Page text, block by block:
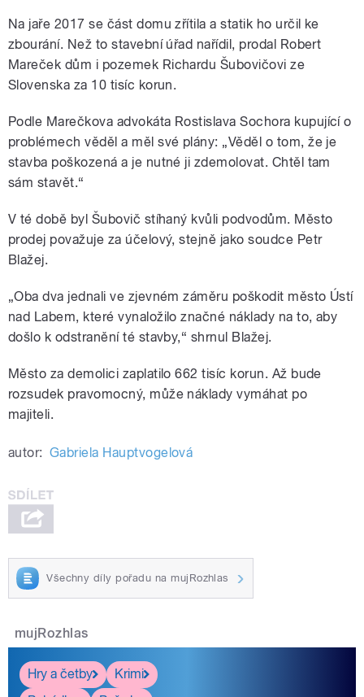
Na jaře 2017 se část domu zřítila a statik ho určil ke
zbourání. Než to stavební úřad nařídil, prodal Robert
Mareček dům i pozemek Richardu Šubovičovi ze
Slovenska za 10 tisíc korun.
Podle Marečkova advokáta Rostislava Sochora kupující o
problémech věděl a měl své plány: „Věděl o tom, že je
stavba poškozená a je nutné ji zdemolovat. Chtěl tam
sám stavět.“
V té době byl Šubovič stíhaný kvůli podvodům. Město
prodej považuje za účelový, stejně jako soudce Petr
Blažej.
„Oba dva jednali ve zjevném záměru poškodit město Ústí
nad Labem, které vynaložilo značné náklady na to, aby
došlo k odstranění té stavby,“ shrnul Blažej.
Město za demolici zaplatilo 662 tisíc korun. Až bude
rozsudek pravomocný, může náklady vymáhat po
majiteli.
autor: Gabriela Hauptvogelová
Všechny díly pořadu na mujRozhlas
mujRozhlas
Hry a četby
Krimi